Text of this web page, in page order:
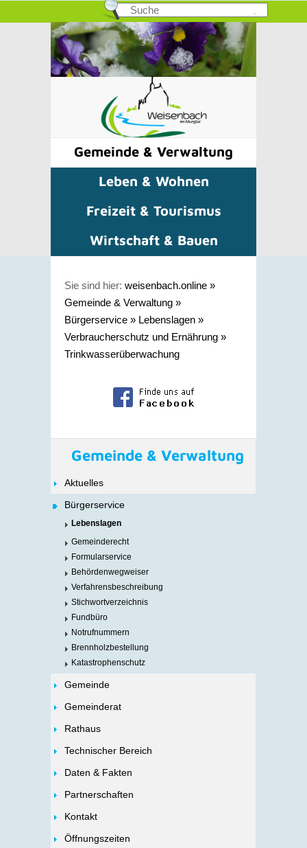
Gemeinde & Verwaltung
Leben & Wohnen
Freizeit & Tourismus
Wirtschaft & Bauen
Sie sind hier: weisenbach.online »
Gemeinde & Verwaltung »
Bürgerservice » Lebenslagen »
Verbraucherschutz und Ernährung »
Trinkwasserüberwachung
Gemeinde & Verwaltung
Aktuelles
Bürgerservice
Lebenslagen
Gemeinderecht
Formularservice
Behördenwegweiser
Verfahrensbeschreibung
Stichwortverzeichnis
Fundbüro
Notrufnummern
Brennholzbestellung
Katastrophenschutz
Gemeinde
Gemeinderat
Rathaus
Technischer Bereich
Daten & Fakten
Partnerschaften
Kontakt
Öffnungszeiten